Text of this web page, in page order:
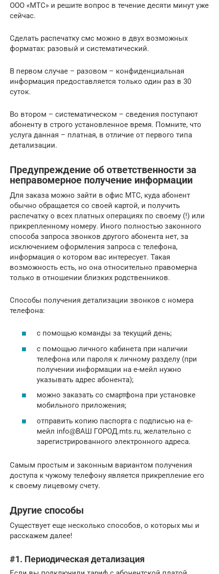
ООО «МТС» и решите вопрос в течение десяти минут уже
сейчас.
Сделать распечатку смс можно в двух возможных
форматах: разовый и систематический.
В первом случае – разовом – конфиденциальная
информация предоставляется только один раз в 30
суток.
Во втором – систематическом – сведения поступают
абоненту в строго установленное время. Помните, что
услуга данная – платная, в отличие от первого типа
детализации.
Предупреждение об ответственности за
неправомерное получение информации
Для заказа можно зайти в офис МТС, куда абонент
обычно обращается со своей картой, и получить
распечатку о всех платных операциях по своему (!) или
прикрепленному номеру. Иного полностью законного
способа запроса звонков другого абонента нет, за
исключением оформления запроса с телефона,
информация о котором вас интересует. Такая
возможность есть, но она относительно правомерна
только в отношении близких родственников.
Способы получения детализации звонков с номера
телефона:
с помощью команды за текущий день;
с помощью личного кабинета при наличии
телефона или пароля к личному разделу (при
получении информации на е-мейл нужно
указывать адрес абонента);
можно заказать со смартфона при установке
мобильного приложения;
отправить копию паспорта с подписью на е-
мейл info@ВАШ ГОРОД.mts.ru, желательно с
зарегистрированного электронного адреса.
Самым простым и законным вариантом получения
доступа к чужому телефону является прикрепление его
к своему лицевому счету.
Другие способы
Существует еще несколько способов, о которых мы и
расскажем далее!
#1. Периодическая детализация